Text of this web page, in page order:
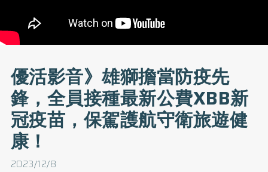
優活影音》雄獅擔當防疫先
鋒，全員接種最新公費XBB新
冠疫苗，保駕護航守衛旅遊健
康！
2023/12/8